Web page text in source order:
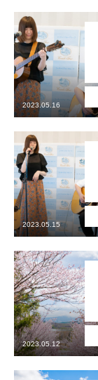
2023.05.16
2023.05.15
2023.05.12